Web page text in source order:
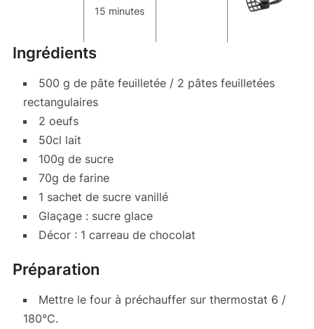
15 minutes
Ingrédients
500 g de pâte feuilletée / 2 pâtes feuilletées
rectangulaires
2 oeufs
50cl lait
100g de sucre
70g de farine
1 sachet de sucre vanillé
Glaçage : sucre glace
Décor : 1 carreau de chocolat
Préparation
Mettre le four à préchauffer sur thermostat 6 /
180°C.